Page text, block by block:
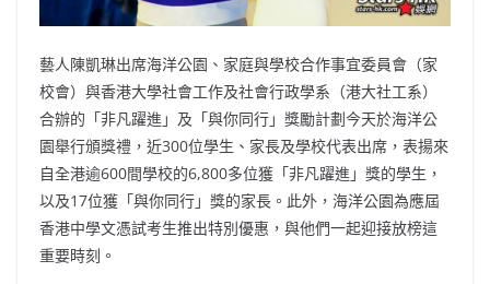
藝人陳凱琳出席海洋公園、家庭與學校合作事宜委員會（家
校會）與香港大學社會工作及社會行政學系（港大社工系）
合辦的「非凡躍進」及「與你同行」獎勵計劃今天於海洋公
園舉行頒獎禮，近300位學生、家長及學校代表出席，表揚來
自全港逾600間學校的6,800多位獲「非凡躍進」獎的學生，
以及17位獲「與你同行」獎的家長。此外，海洋公園為應屆
香港中學文憑試考生推出特別優惠，與他們一起迎接放榜這
重要時刻。